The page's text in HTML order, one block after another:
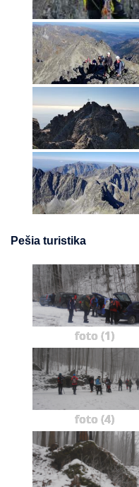
Pešia turistika
foto (1)
foto (4)